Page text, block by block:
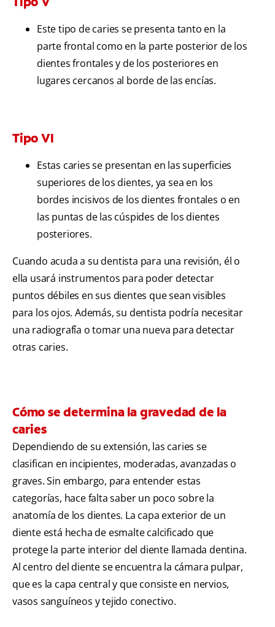
Este tipo de caries se presenta tanto en la
parte frontal como en la parte posterior de los
dientes frontales y de los posteriores en
lugares cercanos al borde de las encías.
Tipo VI
Estas caries se presentan en las superficies
superiores de los dientes, ya sea en los
bordes incisivos de los dientes frontales o en
las puntas de las cúspides de los dientes
posteriores.
Cuando acuda a su dentista para una revisión, él o
ella usará instrumentos para poder detectar
puntos débiles en sus dientes que sean visibles
para los ojos. Además, su dentista podría necesitar
una radiografía o tomar una nueva para detectar
otras caries.
Cómo se determina la gravedad de la
caries
Dependiendo de su extensión, las caries se
clasifican en incipientes, moderadas, avanzadas o
graves. Sin embargo, para entender estas
categorías, hace falta saber un poco sobre la
anatomía de los dientes. La capa exterior de un
diente está hecha de esmalte calcificado que
protege la parte interior del diente llamada dentina.
Al centro del diente se encuentra la cámara pulpar,
que es la capa central y que consiste en nervios,
vasos sanguíneos y tejido conectivo.